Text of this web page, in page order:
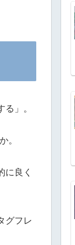
」。
。
に良く
グフレ